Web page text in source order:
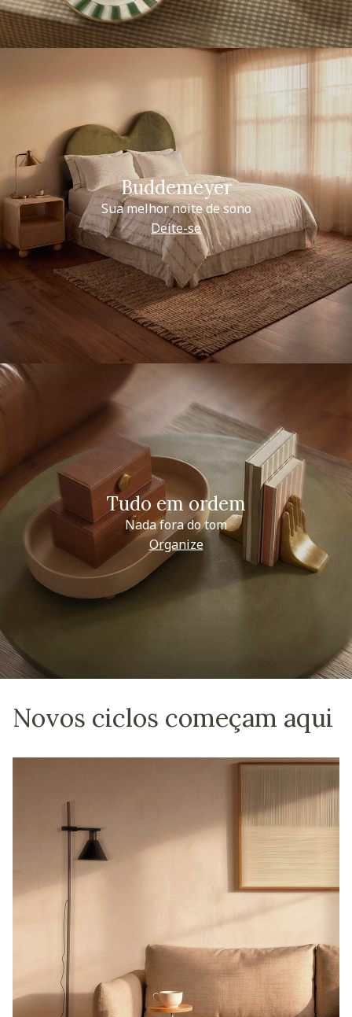
Buddemeyer
Sua melhor noite de sono
Deite-se
Tudo em ordem
Nada fora do tom
Organize
Novos ciclos começam aqui